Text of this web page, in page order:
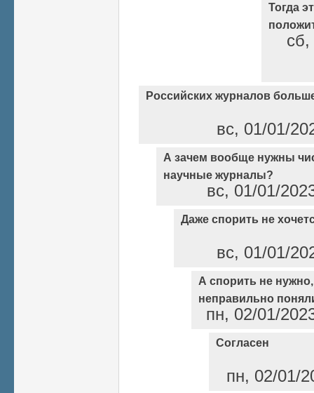
Тогда
Российских журналов
вс, 01/01/
А зачем вообще нужны
научные журналы?
вс, 01/01/
Даже спорить не
вс, 01/01/
А спорить не
неправильно
пн, 02/01/
Согласен
пн, 02/01/